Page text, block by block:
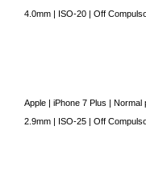
4.0mm | ISO-20 | Off
Apple | iPhone 7 Plus | Normal
2.9mm | ISO-25 | Off